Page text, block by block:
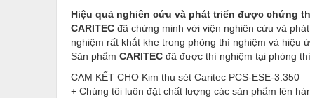
Hiệu quả nghiên cứu và phát triển được chứng
CARITEC đã chứng minh với viện nghiên cứu và
nghiệm rất khắt khe trong phòng thí nghiệm và hiệu
Sản phẩm CARITEC đã được thí nghiệm tại phòng
CAM KẾT CHO Kim thu sét Caritec PCS-ESE-3.350
+ Chúng tôi luôn đặt chất lượng các sản phẩm lên